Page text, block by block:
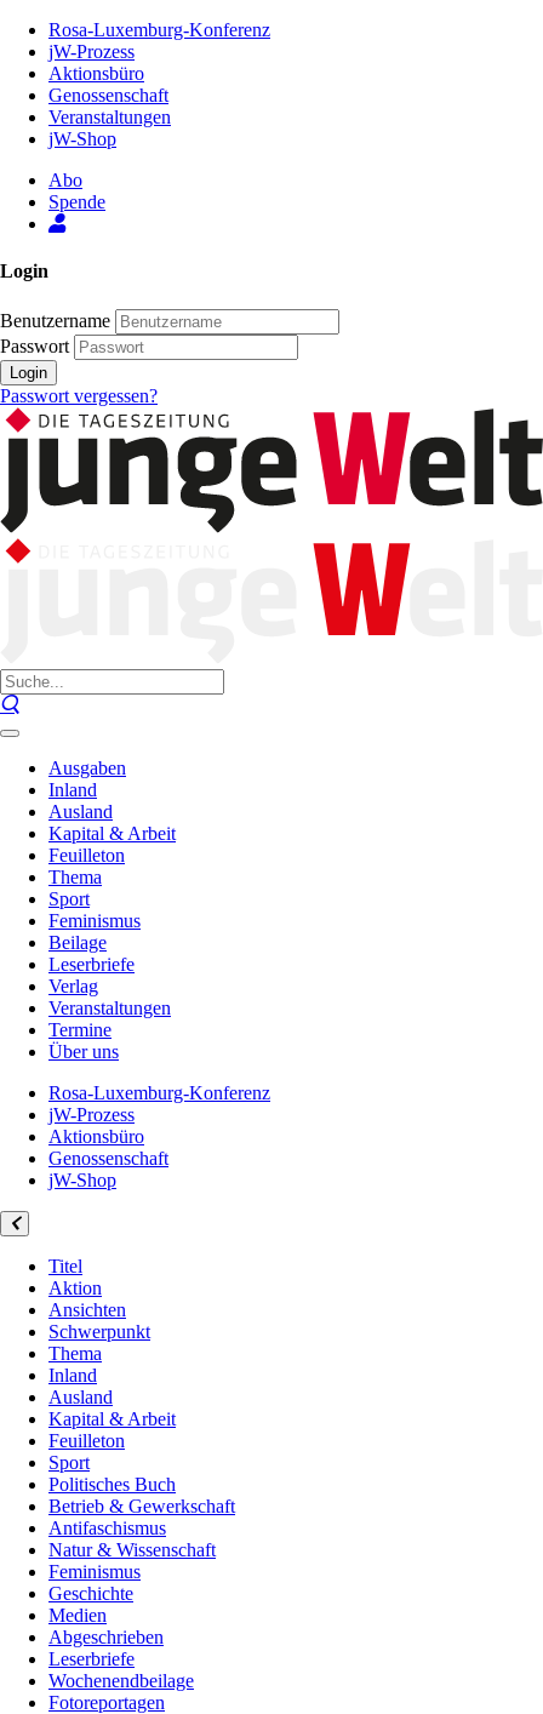
Inhalt
Seite
Rosa-Luxemburg-Konferenz
jW-Prozess
Aktionsbüro
Genossenschaft
Veranstaltungen
jW-Shop
Abo
Spende
Login
Benutzername
Passwort
Login
Passwort vergessen?
Ausgaben
Inland
Ausland
Kapital & Arbeit
Feuilleton
Thema
Sport
Feminismus
Beilage
Leserbriefe
Verlag
Veranstaltungen
Termine
Über uns
Rosa-Luxemburg-Konferenz
jW-Prozess
Aktionsbüro
Genossenschaft
jW-Shop
Titel
Aktion
Ansichten
Schwerpunkt
Thema
Inland
Ausland
Kapital & Arbeit
Feuilleton
Sport
Politisches Buch
Betrieb & Gewerkschaft
Antifaschismus
Natur & Wissenschaft
Feminismus
Geschichte
Medien
Abgeschrieben
Leserbriefe
Wochenendbeilage
Fotoreportagen